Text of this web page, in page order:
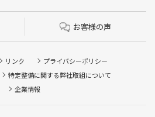
お客様の声
リンク
プライバシーポリシー
特定整備に関する弊社取組について
企業情報